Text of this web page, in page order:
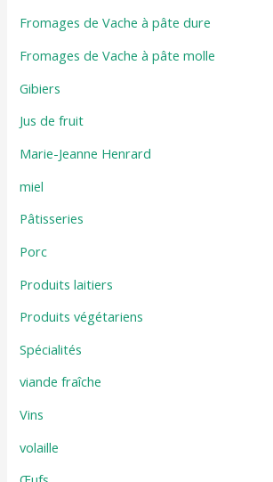
Fromages de Vache à pâte dure
Fromages de Vache à pâte molle
Gibiers
Jus de fruit
Marie-Jeanne Henrard
miel
Pâtisseries
Porc
Produits laitiers
Produits végétariens
Spécialités
viande fraîche
Vins
volaille